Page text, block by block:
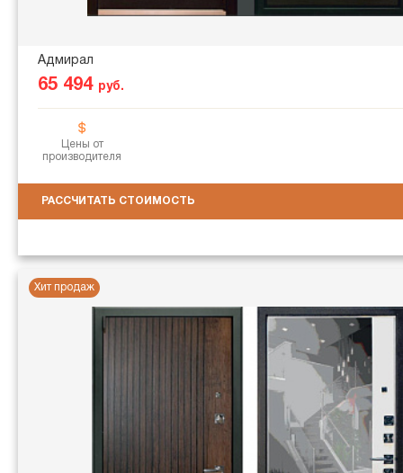
Адмирал
65 494 руб.
Цены от
производителя
РАССЧИТАТЬ СТОИМОСТЬ
Хит продаж